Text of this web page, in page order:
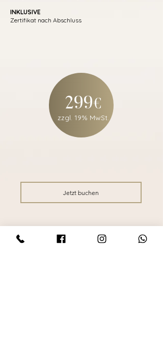
INKLUSIVE
Zertifikat nach Abschluss
Jetzt buchen
299€
zzgl. 19% MwSt.